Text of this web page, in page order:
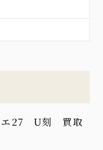
エ27 U刻 買取